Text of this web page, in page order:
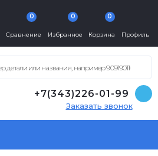
Сравнение
0
Избранное
0
Корзина
0
Профиль
+7(343)226-01-99
Заказать звонок